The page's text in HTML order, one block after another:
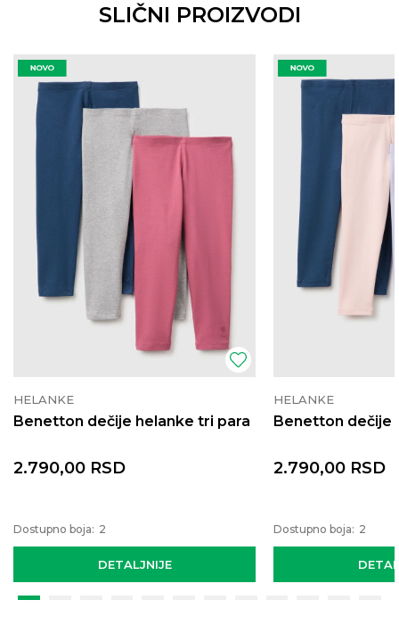
SLIČNI PROIZVODI
HELANKE
Benetton dečije helanke tri para
DETALJNIJE
2.790,00 RSD
Dostupno boja: 2
HELANKE
Benetton dečije
2.790,00 RSD
Dostupno boja: 2